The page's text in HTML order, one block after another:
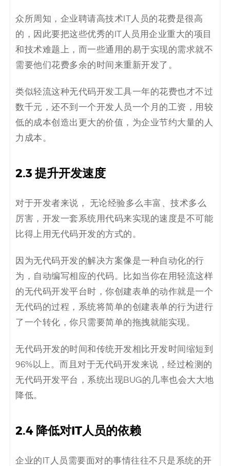
众所周知，企业聘请高技术IT人员的花费是很高
的，因此要把这些优秀的IT人员用企业重大的项目
和技术难题上 ， 而一些通用的易于实现的需求就不
需要他们花费多余的时间来重新开发了。
类似轻流这种无代码开发工具一年的花费也才不过
数千元，还不到一个开发人员一个月的工资，用较
低的成本创造出更大的价值，为企业节约大量的人
力成本。
2.3 提升开发速度
对于开发者来说， 无论经验多么丰富、技术多么
厉害，开发一套系统用代码来实现的速度是不可能
比得上用无代码开发的方式的。
因为无代码开发的解决方案像是一种自动化的行
为，自动编写相应的代码。比如当你在用轻流这样
的无代码开发平台时，你创建表单的动作就是一个
无代码的过程，系统将简单的创建表单的行为进行
了一个转化，你只需要简单的拖拽就能实现。
无代码开发的时间和传统开发相比开发时间缩短到
96%以上。而且对于无代码开发来说，经过检测的
无代码开发平台，系统出现BUG的几率也会大大地
降低。
2.4 降低对IT人员的依赖
企业的IT人员需要面对的事情往往不只是系统的开